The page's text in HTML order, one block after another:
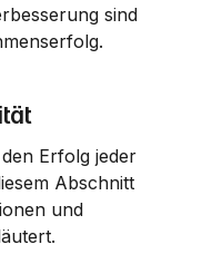
sind
Erfolg jeder
Abschnitt
und